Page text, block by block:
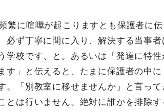
繁に喧嘩が起こりますとも保護者に
必ず丁寧に間に入り、解決する当事
学校です、と。あるいは「発達に特
す」と伝えると、たまに保護者の中
。「別教室に移せませんか」と言っ
とは行いません。絶対に誰かを排除